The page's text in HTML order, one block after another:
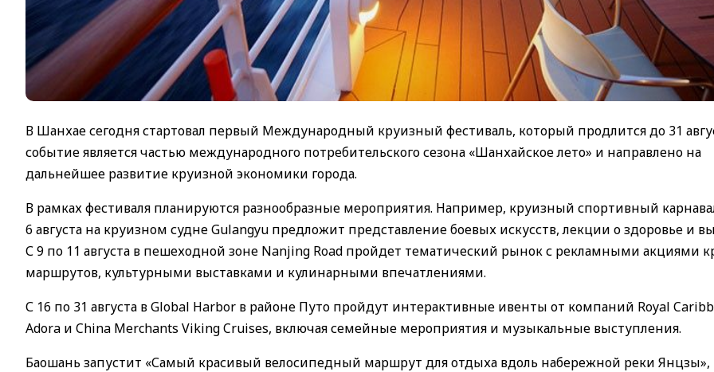
В Шанхае сегодня стартовал первый Международный круизный фестиваль, который продлится до 31
событие является частью международного потребительского сезона «Шанхайское лето» и направлено на
дальнейшее развитие круизной экономики города.
В рамках фестиваля планируются разнообразные мероприятия. Например, круизный спортивный
6 августа на круизном судне Gulangyu предложит представление боевых искусств, лекции о здоровье и
С 9 по 11 августа в пешеходной зоне Nanjing Road пройдет тематический рынок с рекламными акциями
маршрутов, культурными выставками и кулинарными впечатлениями.
С 16 по 31 августа в Global Harbor в районе Путо пройдут интерактивные ивенты от компаний Royal
Adora и China Merchants Viking Cruises, включая семейные мероприятия и музыкальные выступления.
Баошань запустит «Самый красивый велосипедный маршрут для отдыха вдоль набережной реки Янцзы»,